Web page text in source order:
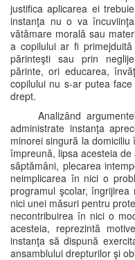
justifica aplicarea ei
instanţa nu o va
vătămare morală sau
a copilului ar fi
părinteşti sau prin
părinte, ori educarea,
copilului nu s-ar putea
drept.
Analizând
administrate instanţa
minorei singură la
împreună, lipsa acesteia
săptămâni, plecarea
neimplicarea în nici o
programul şcolar,
nici unei măsuri pentru
necontribuirea în nici o
acesteia, reprezintă
instanţa să dispună
ansamblului drepturilor şi